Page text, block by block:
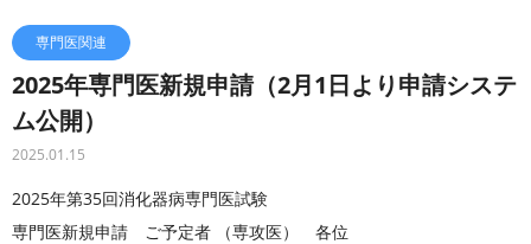
専門医関連
2025年専門医新規申請（2月1日より申請システ
ム公開）
2025.01.15
2025年第35回消化器病専門医試験
専門医新規申請 ご予定者 （専攻医） 各位